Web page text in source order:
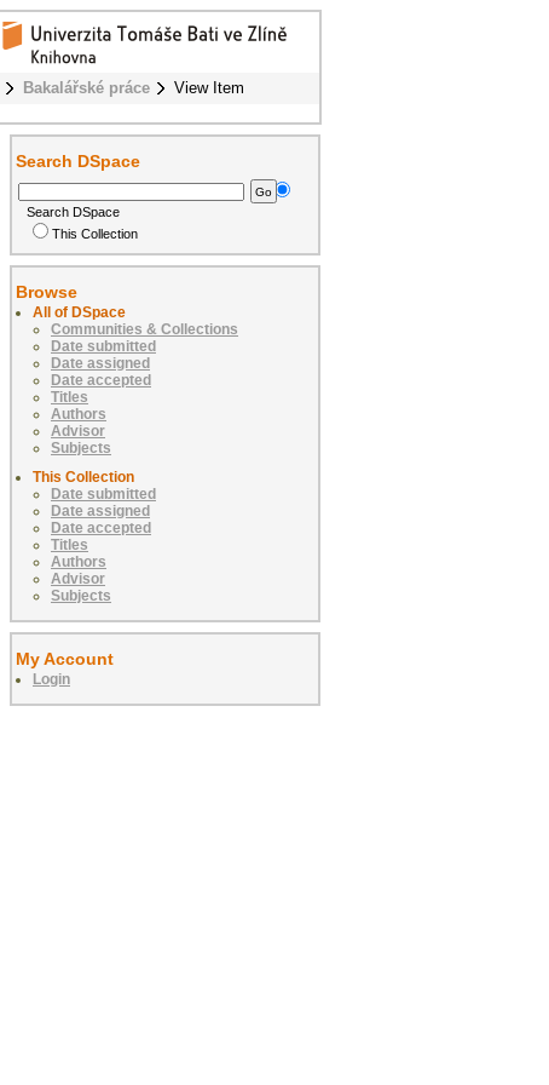
Bakalářské práce View Item
Search DSpace
Search DSpace
This Collection
Browse
All of DSpace
Communities & Collections
Date submitted
Date assigned
Date accepted
Titles
Authors
Advisor
Subjects
This Collection
Date submitted
Date assigned
Date accepted
Titles
Authors
Advisor
Subjects
My Account
Login